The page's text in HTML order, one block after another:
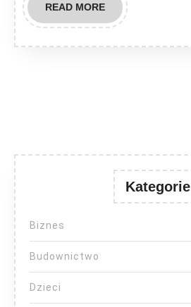
READ MOREREAD
MORE
Kategorie
Biznes
Budownictwo
Dzieci